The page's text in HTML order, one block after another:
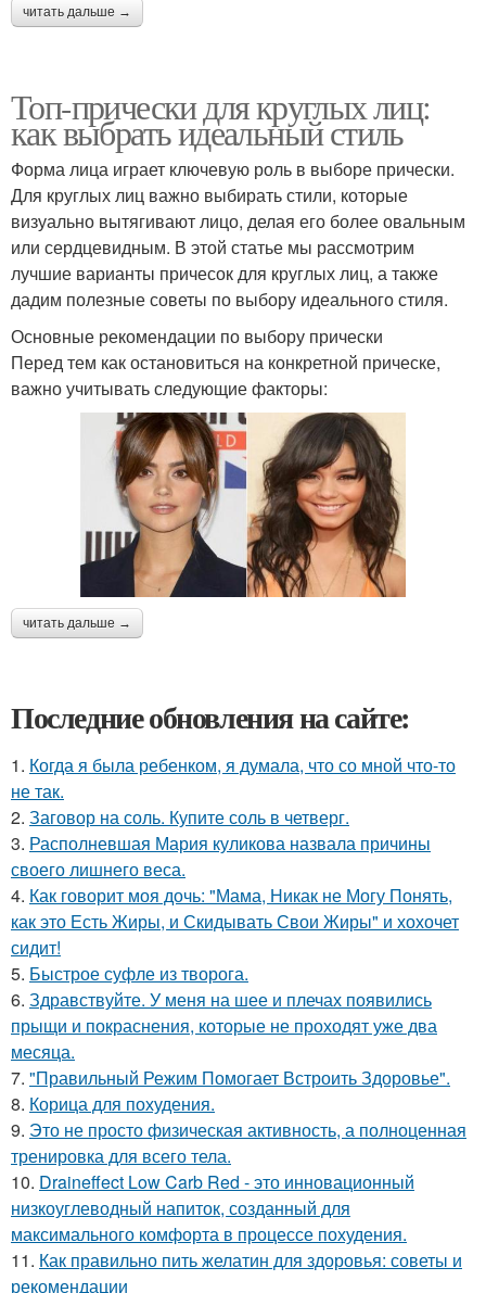
читать дальше →
Топ-прически для круглых лиц:
как выбрать идеальный стиль
Форма лица играет ключевую роль в выборе прически.
Для круглых лиц важно выбирать стили, которые
визуально вытягивают лицо, делая его более овальным
или сердцевидным. В этой статье мы рассмотрим
лучшие варианты причесок для круглых лиц, а также
дадим полезные советы по выбору идеального стиля.
Основные рекомендации по выбору прически
Перед тем как остановиться на конкретной прическе,
важно учитывать следующие факторы:
читать дальше →
Последние обновления на сайте:
1. Когда я была ребенком, я думала, что со мной что-то
не так.
2. Заговор на соль. Купите соль в четверг.
3. Располневшая Мария куликова назвала причины
своего лишнего веса.
4. Как говорит моя дочь: "Мама, Никак не Могу Понять,
как это Есть Жиры, и Скидывать Свои Жиры" и хохочет
сидит!
5. Быстрое суфле из творога.
6. Здравствуйте. У меня на шее и плечах появились
прыщи и покраснения, которые не проходят уже два
месяца.
7. "Правильный Режим Помогает Встроить Здоровье".
8. Корица для похудения.
9. Это не просто физическая активность, а полноценная
тренировка для всего тела.
10. Draineffect Low Carb Red - это инновационный
низкоуглеводный напиток, созданный для
максимального комфорта в процессе похудения.
11. Как правильно пить желатин для здоровья: советы и
рекомендации